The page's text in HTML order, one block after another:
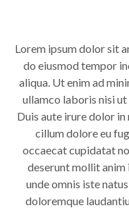
Lorem ipsum dolor sit
do eiusmod tempor
aliqua. Ut enim ad
ullamco laboris nisi ut
Duis aute irure dolor
cillum dolore eu
occaecat cupidatat
deserunt mollit anim
unde omnis iste
doloremque